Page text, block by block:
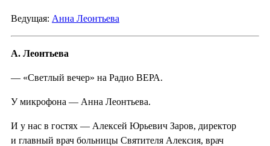
Ведущая: Анна Леонтьева
А. Леонтьева
— «Светлый вечер» на Радио ВЕРА.
У микрофона — Анна Леонтьева.
И у нас в гостях — Алексей Юрьевич Заров, директор
и главный врач больницы Святителя Алексия, врач